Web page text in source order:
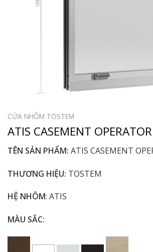
CỬA NHÔM TOSTEM
ATIS CASEMENT OPERATOR
TÊN SẢN PHẨM: ATIS CASEMENT
THƯƠNG HIỆU: TOSTEM
HỆ NHÔM: ATIS
MÀU SẮC: